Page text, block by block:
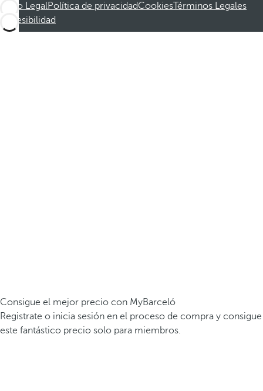
Aviso LegalPolítica de privacidadCookiesTérminos Legales
Accesibilidad
Consigue el mejor precio con MyBarceló
Registrate o inicia sesión en el proceso de compra y consigue
este fantástico precio solo para miembros.